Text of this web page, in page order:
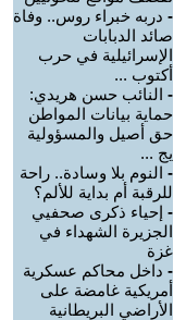
- دربه خبراء روس.. وفاة
صائد الدبابات
الإسرائيلية في حرب
أكتوب ...
- النائب حسن هريدي:
حماية بيانات المواطن
حق أصيل والمسؤولية
يج ...
- النوم بلا وسادة.. راحة
للرقبة أم بداية للألم؟
- إحياء ذكرى صحفيي
الجزيرة الشهداء في
غزة
- داخل محاكم عسكرية
أمريكية غامضة على
الأراضي البريطانية